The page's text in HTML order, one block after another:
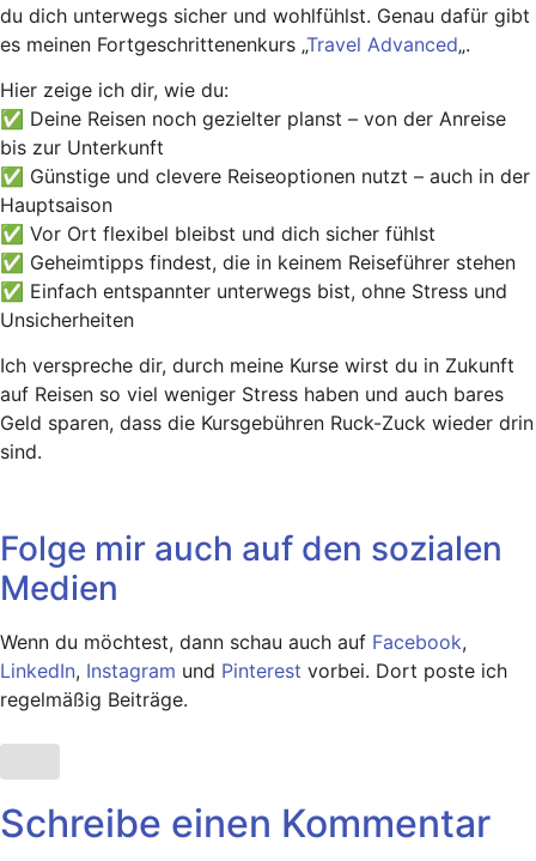
du dich unterwegs sicher und wohlfühlst. Genau dafür gibt
es meinen Fortgeschrittenenkurs „Travel Advanced„.
Hier zeige ich dir, wie du:
✅ Deine Reisen noch gezielter planst – von der Anreise
bis zur Unterkunft
✅ Günstige und clevere Reiseoptionen nutzt – auch in der
Hauptsaison
✅ Vor Ort flexibel bleibst und dich sicher fühlst
✅ Geheimtipps findest, die in keinem Reiseführer stehen
✅ Einfach entspannter unterwegs bist, ohne Stress und
Unsicherheiten
Ich verspreche dir, durch meine Kurse wirst du in Zukunft
auf Reisen so viel weniger Stress haben und auch bares
Geld sparen, dass die Kursgebühren Ruck-Zuck wieder drin
sind.
Folge mir auch auf den sozialen
Medien
Wenn du möchtest, dann schau auch auf Facebook,
LinkedIn, Instagram und Pinterest vorbei. Dort poste ich
regelmäßig Beiträge.
Schreibe einen Kommentar